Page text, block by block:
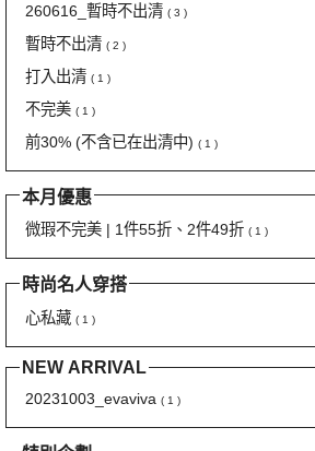
260616_暫時不出清 ( 3 )
暫時不出清 ( 2 )
打入出清 ( 1 )
不完美 ( 1 )
前30% (不含已在出清中) ( 1 )
本月優惠
微瑕不完美 | 1件55折、2件49折 ( 1 )
時尚名人穿搭
心私藏 ( 1 )
NEW ARRIVAL
20231003_evaviva ( 1 )